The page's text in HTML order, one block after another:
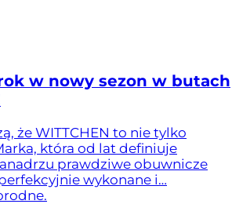
w nowy sezon w butach
że WITTCHEN to nie tylko
która od lat definiuje
prawdziwe obuwnicze
wykonane i…